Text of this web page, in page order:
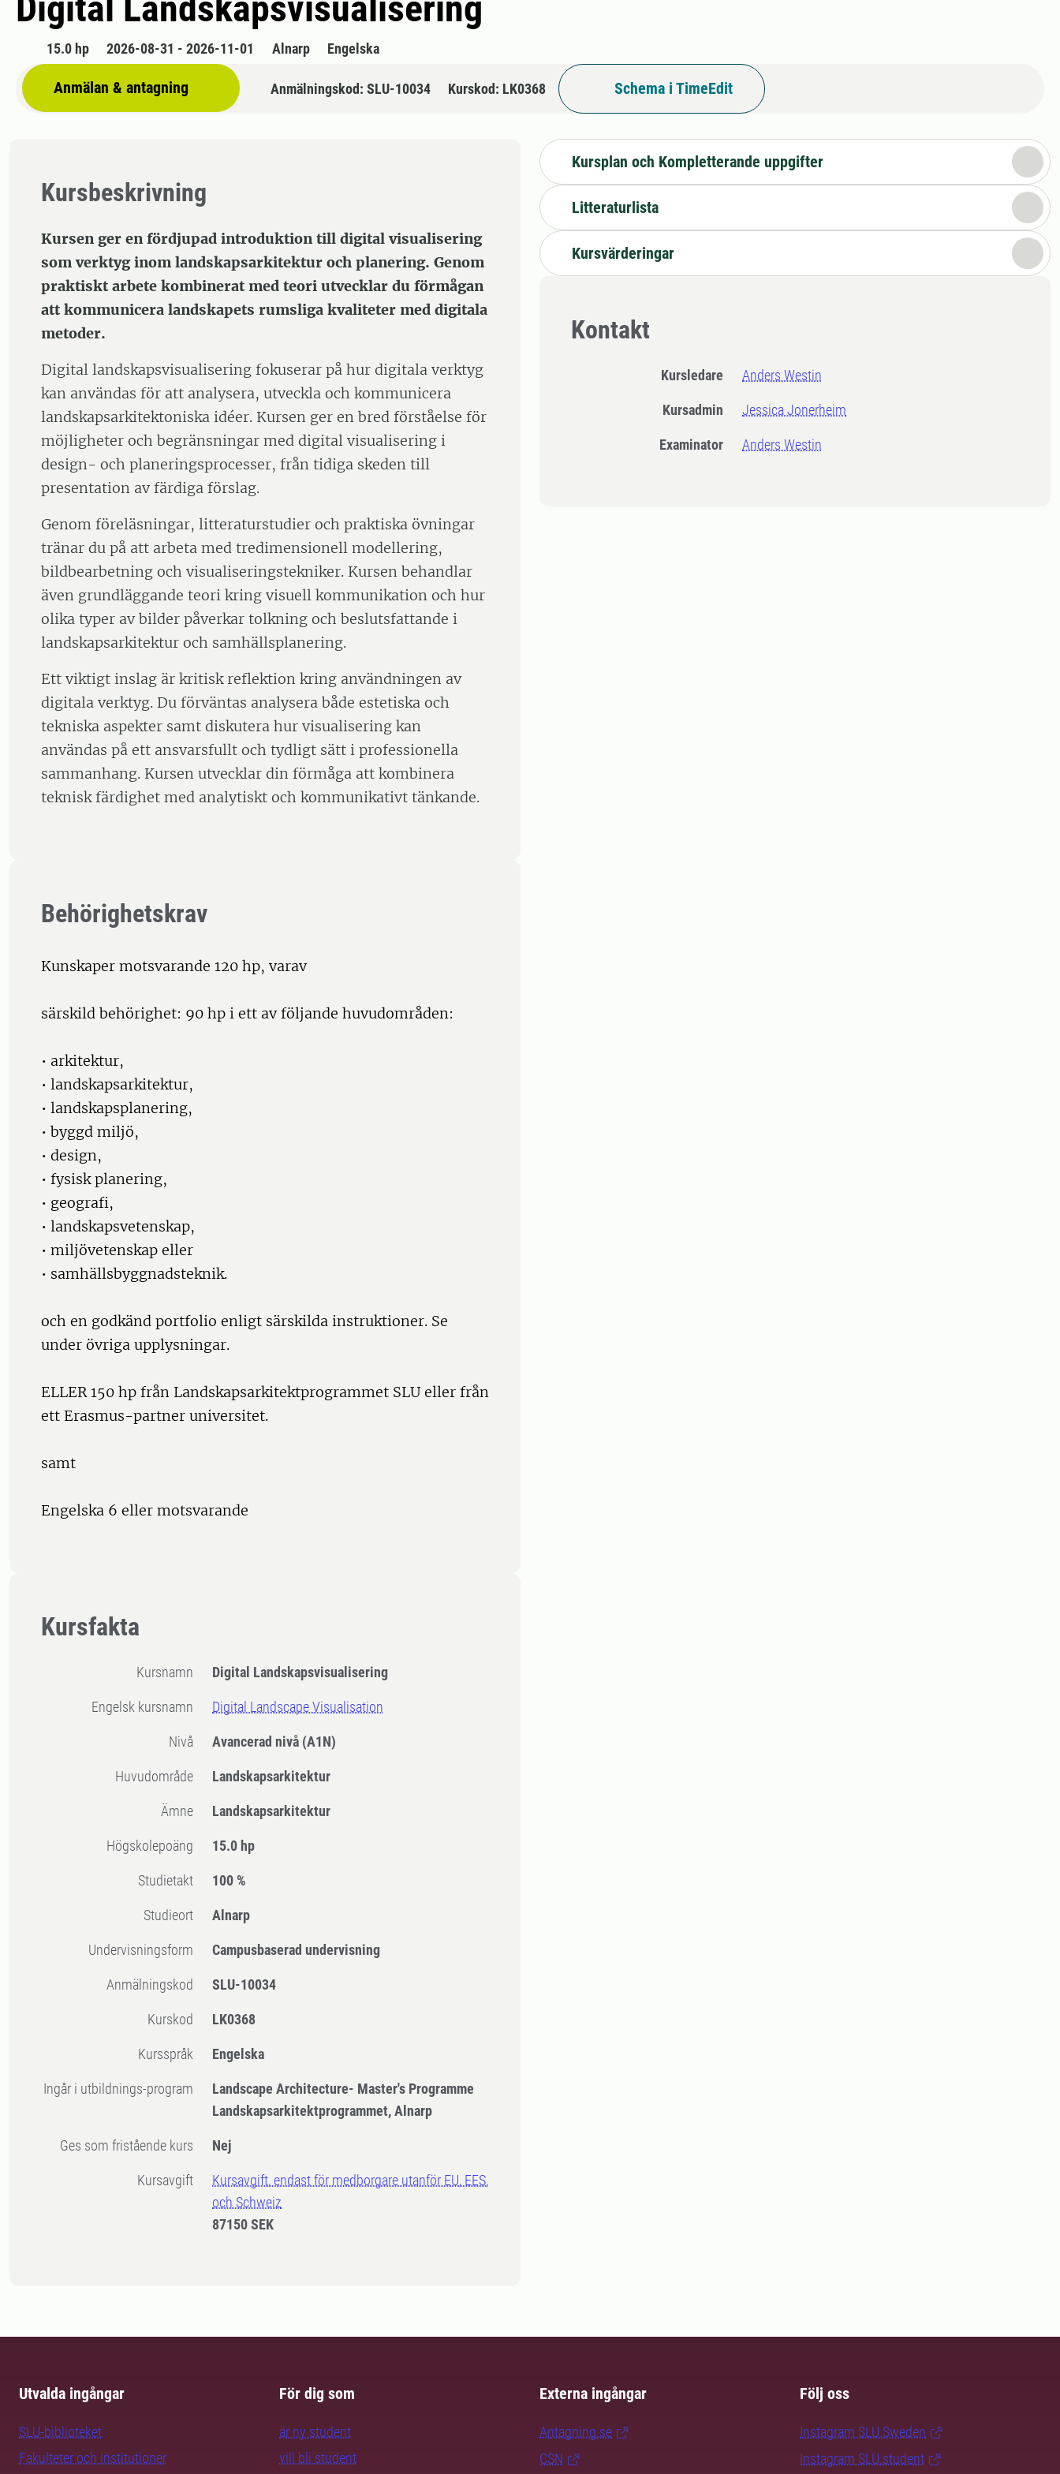
15.0 hp 2026-08-31 - 2026-11-01 Alnarp Engelska
Anmälan & antagning Anmälningskod: SLU-10034 Kurskod: LK0368 Schema i TimeEdit
Kursbeskrivning
Kursen ger en fördjupad introduktion till digital visualisering
som verktyg inom landskapsarkitektur och planering. Genom
praktiskt arbete kombinerat med teori utvecklar du förmågan
att kommunicera landskapets rumsliga kvaliteter med digitala
metoder.
Digital landskapsvisualisering fokuserar på hur digitala verktyg
kan användas för att analysera, utveckla och kommunicera
landskapsarkitektoniska idéer. Kursen ger en bred förståelse för
möjligheter och begränsningar med digital visualisering i
design- och planeringsprocesser, från tidiga skeden till
presentation av färdiga förslag.
Genom föreläsningar, litteraturstudier och praktiska övningar
tränar du på att arbeta med tredimensionell modellering,
bildbearbetning och visualiseringstekniker. Kursen behandlar
även grundläggande teori kring visuell kommunikation och hur
olika typer av bilder påverkar tolkning och beslutsfattande i
landskapsarkitektur och samhällsplanering.
Ett viktigt inslag är kritisk reflektion kring användningen av
digitala verktyg. Du förväntas analysera både estetiska och
tekniska aspekter samt diskutera hur visualisering kan
användas på ett ansvarsfullt och tydligt sätt i professionella
sammanhang. Kursen utvecklar din förmåga att kombinera
teknisk färdighet med analytiskt och kommunikativt tänkande.
Behörighetskrav
Kunskaper motsvarande 120 hp, varav
särskild behörighet: 90 hp i ett av följande huvudområden:
• arkitektur,
• landskapsarkitektur,
• landskapsplanering,
• byggd miljö,
• design,
• fysisk planering,
• geografi,
• landskapsvetenskap,
• miljövetenskap eller
• samhällsbyggnadsteknik.
och en godkänd portfolio enligt särskilda instruktioner. Se
under övriga upplysningar.
ELLER 150 hp från Landskapsarkitektprogrammet SLU eller från
ett Erasmus-partner universitet.
samt
Engelska 6 eller motsvarande
Kursfakta
Kursnamn Digital Landskapsvisualisering
Engelsk kursnamn Digital Landscape Visualisation
Nivå Avancerad nivå (A1N)
Huvudområde Landskapsarkitektur
Ämne Landskapsarkitektur
högskolepoäng 15.0 hp
Studietakt 100 %
Studieort Alnarp
Undervisningsform Campusbaserad undervisning
Anmälningskod SLU-10034
Kurskod LK0368
Kursspråk Engelska
Ingår i utbildnings-program
Landscape Architecture- Master's Programme
Landskapsarkitektprogrammet, Alnarp
Ges som fristående kurs Nej
Kursavgift
Kursavgift, endast för medborgare utanför EU, EES,
och Schweiz
87150 SEK
Kursplan och Kompletterande uppgifter
Litteraturlista
Kursvärderingar
Kontakt
Kursledare Anders Westin
Kursadmin Jessica Jonerheim
Examinator Anders Westin
Utvalda ingångar
SLU-biblioteket
Fakulteter och institutioner
För dig som
är ny student
vill bli student
Externa ingångar
Antagning.se
CSN
Följ oss
Instagram SLU.Sweden
Instagram SLU.student